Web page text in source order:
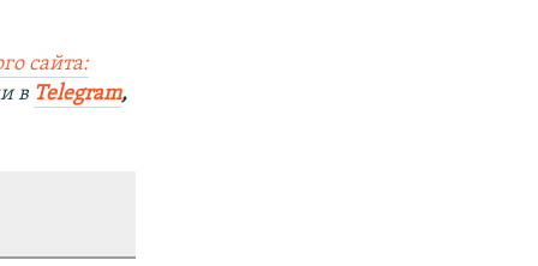
сайта:
в Telegram,